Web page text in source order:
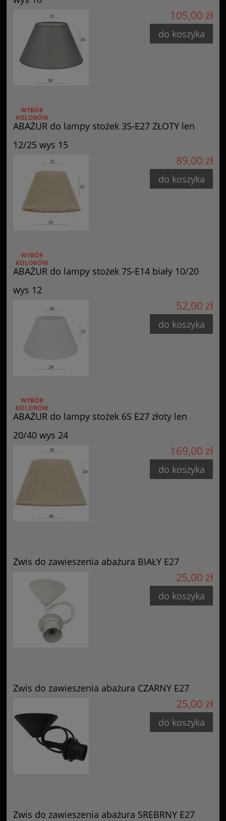
Starzyńskiego 6
42-224 Częstochowa, Polska
info@goldsun-lampy.pl
105,00 zł
do koszyka
ABAŻUR do lampy stożek 3S-E27 ZŁOTY len
12/25 wys 15
WYBÓR
KOLORÓW
89,00 zł
do koszyka
ABAŻUR do lampy stożek 7S-E14 biały 10/20
wys 12
WYBÓR
KOLORÓW
52,00 zł
do koszyka
ABAŻUR do lampy stożek 6S E27 złoty len
20/40 wys 24
WYBÓR
KOLORÓW
169,00 zł
do koszyka
Zwis do zawieszenia abażura BIAŁY E27
25,00 zł
do koszyka
Zwis do zawieszenia abażura CZARNY E27
25,00 zł
do koszyka
Zwis do zawieszenia abażura SREBRNY E27